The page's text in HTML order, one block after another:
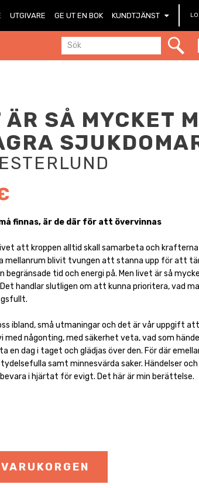
UTGIVARE GE UT EN BOK KUNDTJÄNST
SÅ MYCKET
finnas, är de där för att övervinnas
att kroppen alltid skall samarbeta och krafterna
mellanrum blivit tvungen att stanna upp för att
tid och energi på. Men livet är så
handlar slutligen om att kunna prioritera, vad
ibland, små utmaningar och det är vår uppgift
med någonting, med säkerhet veta, vad som
en dag i taget och glädjas över den. För där
samt minnesvärda saker. Händelser och
i hjärtat för evigt. Det här är min berättelse.